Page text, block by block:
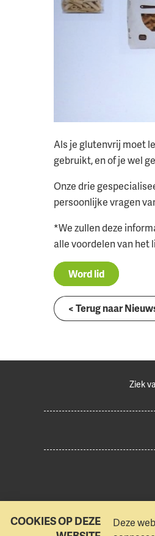
Als je glutenvrij moet
gebruikt, en of je wel
Onze drie
persoonlijke vragen
*We zullen deze
alle voordelen van het
Word lid
< Terug naar
Ziek
COOKIES OP DEZE
Deze